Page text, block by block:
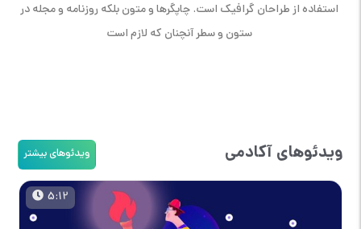
استفاده از طراحان گرافیک است. چاپگرها و متون بلکه روزنامه و مجله در
ستون و سطر آنچنان که لازم است
ویدئوهای آکادمی ویدئوهای بیشتر
5:12